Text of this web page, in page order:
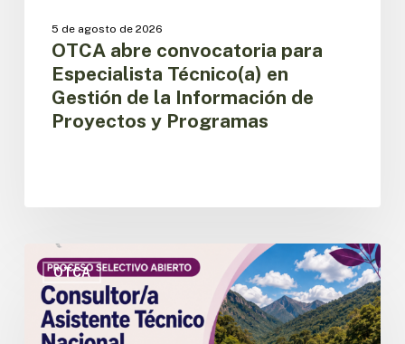
Programas
5 de agosto de 2026
OTCA abre convocatoria para
Especialista Técnico(a) en
Gestión de la Información de
Proyectos y Programas
OTCA
OTCA
abre
convocatoria
para
Consultor/a